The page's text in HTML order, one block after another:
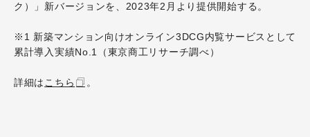
ク）」新バージョンを、2023年2月より提供開始する。
※1 新築マンション向けオンライン3DCG内覧サービスとして
累計導入実績No.1（東京商工リサーチ調べ）
詳細は こちら 。